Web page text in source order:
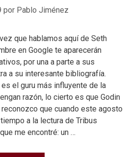
por Pablo Jiménez
hablamos aquí de Seth
en Google te aparecerán
por una a parte a sus
a su interesante bibliografía.
el guru más influyente de la
razón, lo cierto es que Godin
que cuando este agosto
a la lectura de Tribus
me encontré: un …